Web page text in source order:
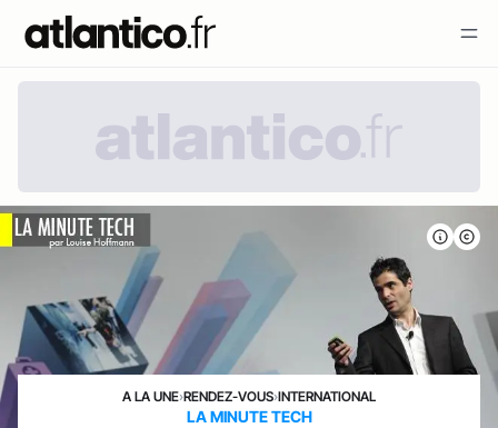
A LA UNE›RENDEZ-VOUS›INTERNATIONAL
LA MINUTE TECH